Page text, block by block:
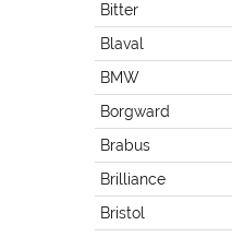
Bitter
Blaval
BMW
Borgward
Brabus
Brilliance
Bristol